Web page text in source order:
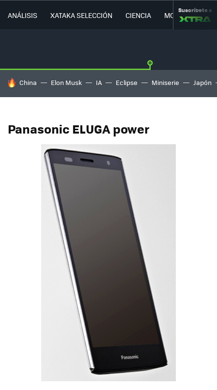
ANÁLISIS XATAKA SELECCIÓN CIENCIA MOVILIDAD
Suscríbete a
HOY SE HABLA DE
China Elon Musk IA Eclipse Miniserie Japón
Panasonic ELUGA power